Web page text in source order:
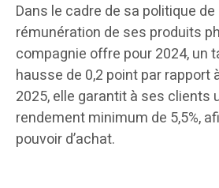
Dans le cadre de sa politique
rémunération de ses produits
compagnie offre pour 2024, un
hausse de 0,2 point par rapport
2025, elle garantit à ses clients
rendement minimum de 5,5%,
pouvoir d’achat.